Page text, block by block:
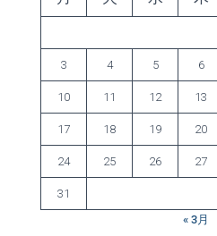
3 4 5 6
10 11 12 13
17 18 19 20
24 25 26 27
31
« 3月